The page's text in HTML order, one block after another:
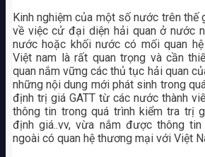
Kinh nghiệm của một số nước trên thế
về việc cử đại diện hải quan ở nước
nước hoặc khối nước có mối quan
Việt nam là rất quan trọng và cần
quan nắm vững các thủ tục hải quan
những nội dung mới phát sinh trong
định trị giá GATT từ các nước thành
thông tin trong quá trình kiểm tra trị
định giá..vv, vừa nắm được thông
ngoài có quan hệ thương mại với Việt